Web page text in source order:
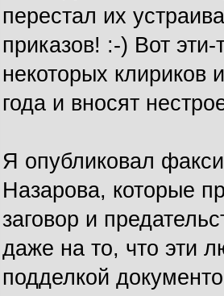
перестал их
приказов! :-) Вот
некоторых клириков
года и вносят
Я опубликовал
Назарова, которые
заговор и
даже на то, что эти
подделкой